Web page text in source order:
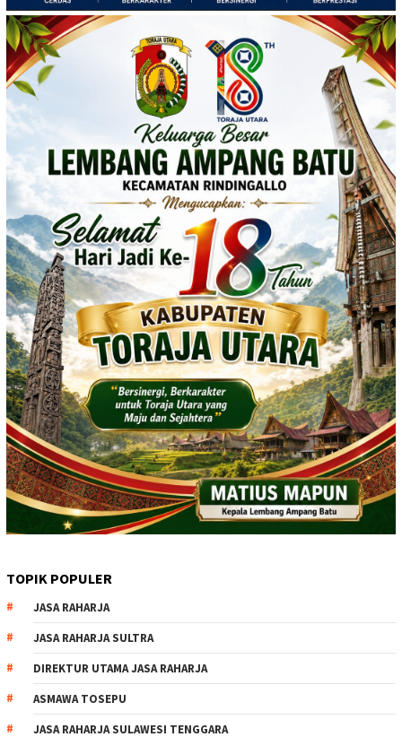
TOPIK POPULER
JASA RAHARJA
JASA RAHARJA SULTRA
DIREKTUR UTAMA JASA RAHARJA
ASMAWA TOSEPU
JASA RAHARJA SULAWESI TENGGARA